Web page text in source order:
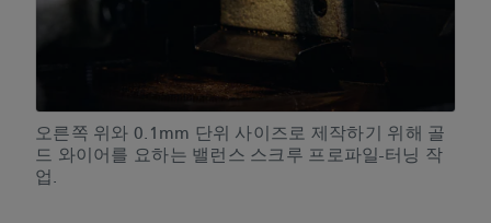
오른쪽 위와 0.1mm 단위 사이즈로 제작하기 위해 골
드 와이어를 요하는 밸런스 스크루 프로파일-터닝 작
업.